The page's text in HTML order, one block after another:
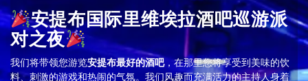
安提布国际里维埃拉酒吧巡游派
对之夜
我们将带领您游览安提布最好的酒吧，在那里您将享受到美味的饮
料、刺激的游戏和热闹的气氛。我们风趣而充满活力的主持人身着